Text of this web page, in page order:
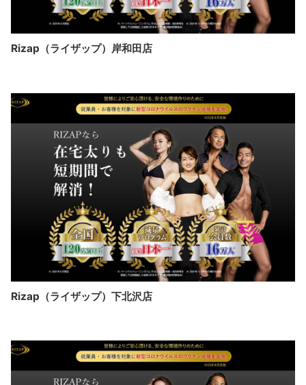
Rizap（ライザップ）岸和田店
Rizap（ライザップ）下北沢店